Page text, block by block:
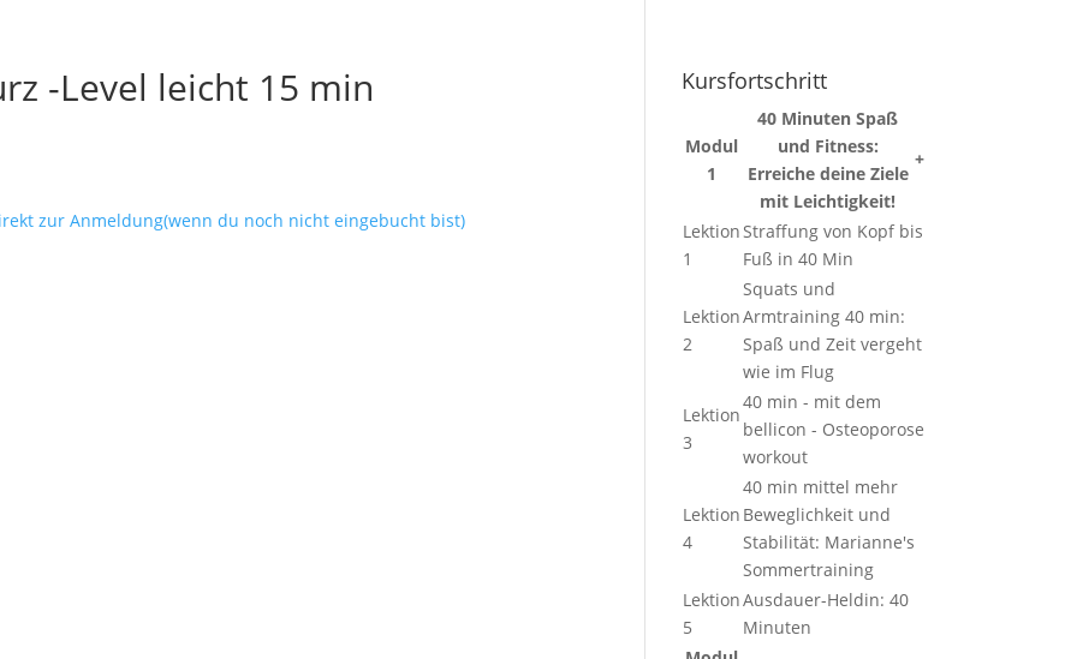
-Level leicht 15 min
zur Anmeldung(wenn du noch nicht eingebucht bist)
Kursfortschritt
Modul
1
40 Minuten Spaß
und Fitness:
Erreiche deine Ziele
mit Leichtigkeit!
+
Lektion
1
Straffung von Kopf bis
Fuß in 40 Min
Lektion
2
Squats und
Armtraining 40 min:
Spaß und Zeit vergeht
wie im Flug
Lektion
3
40 min - mit dem
bellicon - Osteoporose
workout
Lektion
4
40 min mittel mehr
Beweglichkeit und
Stabilität: Marianne's
Sommertraining
Lektion
5
Ausdauer-Heldin: 40
Minuten